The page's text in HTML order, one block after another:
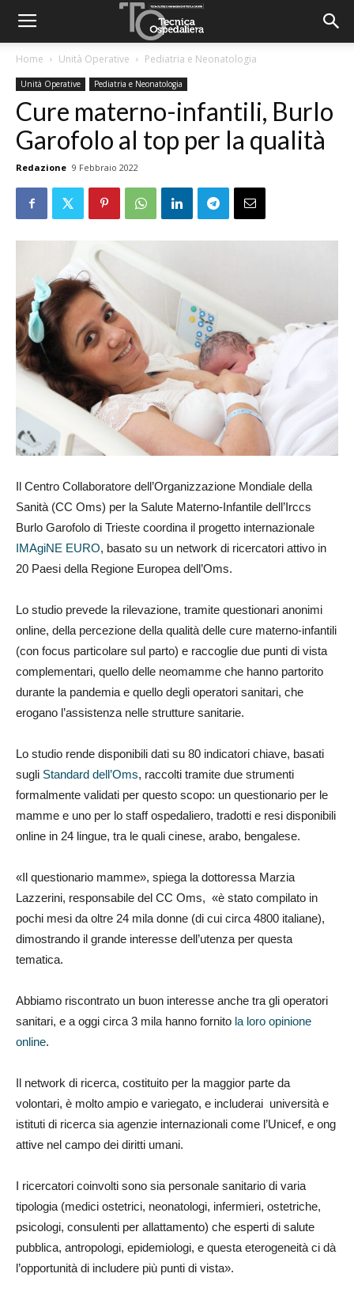
Home Unità Operative Pediatria e Neonatologia
Unità Operative Pediatria e Neonatologia
Cure materno-infantili, Burlo
Garofolo al top per la qualità
Redazione 9 Febbraio 2022
Il Centro Collaboratore dell’Organizzazione Mondiale della
Sanità (CC Oms) per la Salute Materno-Infantile dell’Irccs
Burlo Garofolo di Trieste coordina il progetto internazionale
IMAgiNE EURO, basato su un network di ricercatori attivo in
20 Paesi della Regione Europea dell’Oms.
Lo studio prevede la rilevazione, tramite questionari anonimi
online, della percezione della qualità delle cure materno-infantili
(con focus particolare sul parto) e raccoglie due punti di vista
complementari, quello delle neomamme che hanno partorito
durante la pandemia e quello degli operatori sanitari, che
erogano l’assistenza nelle strutture sanitarie.
Lo studio rende disponibili dati su 80 indicatori chiave, basati
sugli Standard dell’Oms, raccolti tramite due strumenti
formalmente validati per questo scopo: un questionario per le
mamme e uno per lo staff ospedaliero, tradotti e resi disponibili
online in 24 lingue, tra le quali cinese, arabo, bengalese.
«Il questionario mamme», spiega la dottoressa Marzia
Lazzerini, responsabile del CC Oms, «è stato compilato in
pochi mesi da oltre 24 mila donne (di cui circa 4800 italiane),
dimostrando il grande interesse dell’utenza per questa
tematica.
Abbiamo riscontrato un buon interesse anche tra gli operatori
sanitari, e a oggi circa 3 mila hanno fornito la loro opinione
online.
Il network di ricerca, costituito per la maggior parte da
volontari, è molto ampio e variegato, e includerai università e
istituti di ricerca sia agenzie internazionali come l’Unicef, e ong
attive nel campo dei diritti umani.
I ricercatori coinvolti sono sia personale sanitario di varia
tipologia (medici ostetrici, neonatologi, infermieri, ostetriche,
psicologi, consulenti per allattamento) che esperti di salute
pubblica, antropologi, epidemiologi, e questa eterogeneità ci dà
l’opportunità di includere più punti di vista».